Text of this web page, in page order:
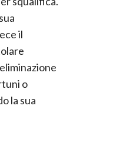
il
o
la sua